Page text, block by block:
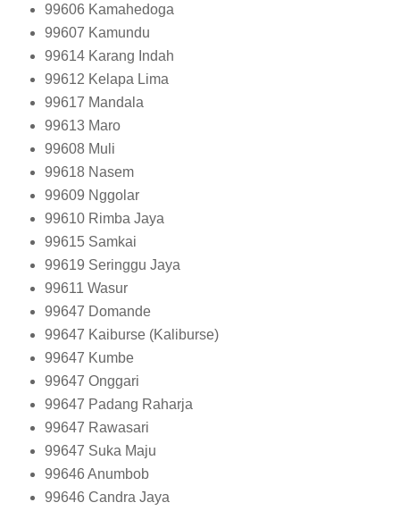
99606 Kamahedoga
99607 Kamundu
99614 Karang Indah
99612 Kelapa Lima
99617 Mandala
99613 Maro
99608 Muli
99618 Nasem
99609 Nggolar
99610 Rimba Jaya
99615 Samkai
99619 Seringgu Jaya
99611 Wasur
99647 Domande
99647 Kaiburse (Kaliburse)
99647 Kumbe
99647 Onggari
99647 Padang Raharja
99647 Rawasari
99647 Suka Maju
99646 Anumbob
99646 Candra Jaya